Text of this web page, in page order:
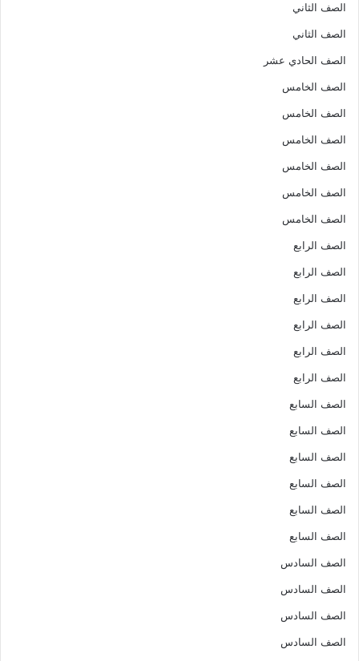
الصف الثاني
الصف الثاني
الصف الحادي عشر
الصف الخامس
الصف الخامس
الصف الخامس
الصف الخامس
الصف الخامس
الصف الخامس
الصف الرابع
الصف الرابع
الصف الرابع
الصف الرابع
الصف الرابع
الصف الرابع
الصف السابع
الصف السابع
الصف السابع
الصف السابع
الصف السابع
الصف السابع
الصف السادس
الصف السادس
الصف السادس
الصف السادس